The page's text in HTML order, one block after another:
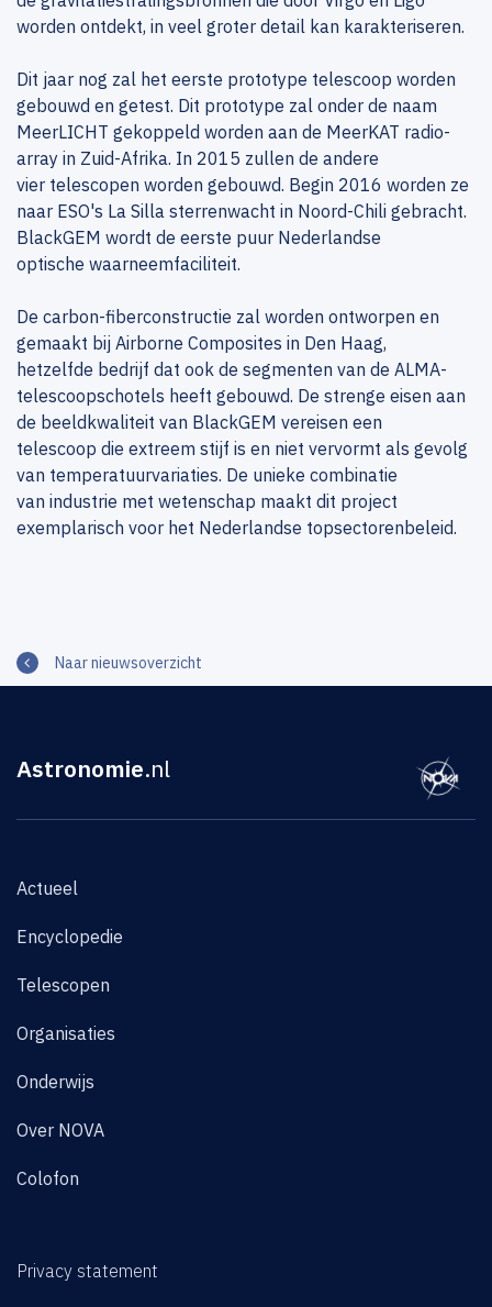
worden ontdekt, in veel groter detail kan karakteriseren.
Dit jaar nog zal het eerste prototype telescoop worden
gebouwd en getest. Dit prototype zal onder de naam
MeerLICHT gekoppeld worden aan de MeerKAT radio-
array in Zuid-Afrika. In 2015 zullen de andere
vier telescopen worden gebouwd. Begin 2016 worden ze
naar ESO's La Silla sterrenwacht in Noord-Chili gebracht.
BlackGEM wordt de eerste puur Nederlandse
optische waarneemfaciliteit.
De carbon-fiberconstructie zal worden ontworpen en
gemaakt bij Airborne Composites in Den Haag,
hetzelfde bedrijf dat ook de segmenten van de ALMA-
telescoopschotels heeft gebouwd. De strenge eisen aan
de beeldkwaliteit van BlackGEM vereisen een
telescoop die extreem stijf is en niet vervormt als gevolg
van temperatuurvariaties. De unieke combinatie
van industrie met wetenschap maakt dit project
exemplarisch voor het Nederlandse topsectorenbeleid.
Naar nieuwsoverzicht
Astronomie.nl
Actueel
Encyclopedie
Telescopen
Organisaties
Onderwijs
Over NOVA
Colofon
Privacy statement